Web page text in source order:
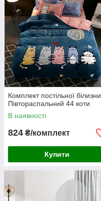
Комплект постільної білизни
Півтораспальний 44 коти
В наявності
824 ₴/комплект
Купити